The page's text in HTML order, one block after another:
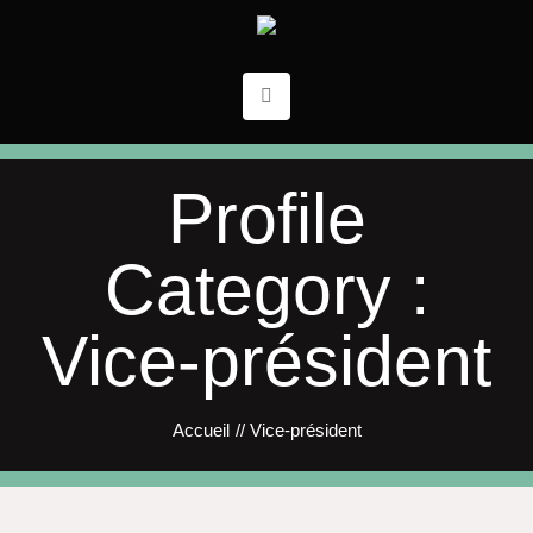
Profile
Category :
Vice-président
Accueil // Vice-président